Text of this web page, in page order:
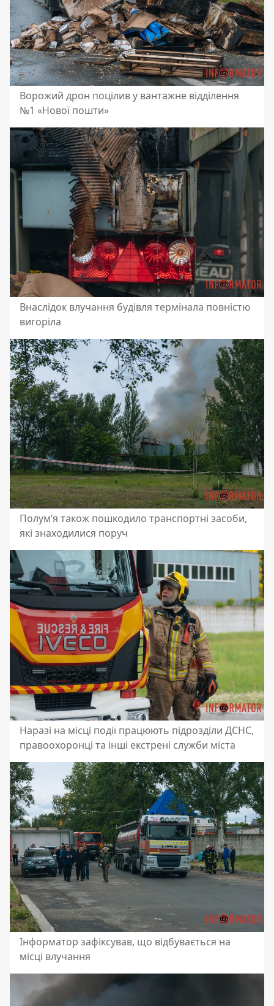
Ворожий дрон поцілив у вантажне відділення
№1 «Нової пошти»
Внаслідок влучання будівля термінала повністю
вигоріла
Полум’я також пошкодило транспортні засоби,
які знаходилися поруч
Наразі на місці події працюють підрозділи ДСНС,
правоохоронці та інші екстрені служби міста
Інформатор зафіксував, що відбувається на
місці влучання